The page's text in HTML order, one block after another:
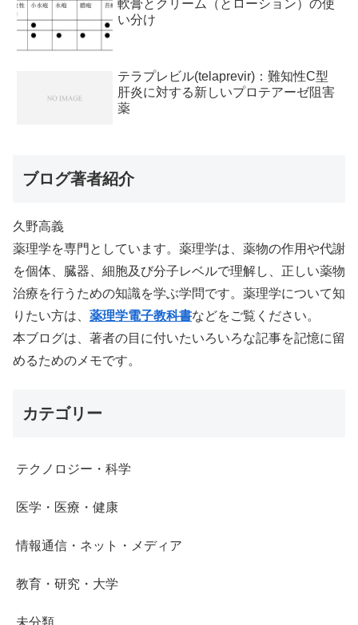
軟膏とクリーム（とローション）の使
い分け
テラプレビル(telaprevir)：難知性C型
肝炎に対する新しいプロテアーゼ阻害
薬
ブログ著者紹介
久野高義
薬理学を専門としています。薬理学は、薬物の作用や代謝
を個体、臓器、細胞及び分子レベルで理解し、正しい薬物
治療を行うための知識を学ぶ学問です。薬理学について知
りたい方は、 薬理学電子教科書などをご覧ください。
本ブログは、著者の目に付いたいろいろな記事を記憶に留
めるためのメモです。
カテゴリー
テクノロジー・科学
医学・医療・健康
情報通信・ネット・メディア
教育・研究・大学